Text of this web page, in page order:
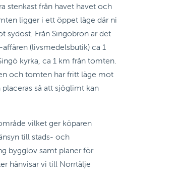
stenkast från havet havet och
ligger i ett öppet läge där ni
sydost. Från Singöbron är det
(livsmedelsbutik) ca 1
kyrka, ca 1 km från tomten.
och tomten har fritt läge mot
så att sjöglimt kan
vilket ger köparen
till stads- och
bygglov samt planer för
hänvisar vi till Norrtälje